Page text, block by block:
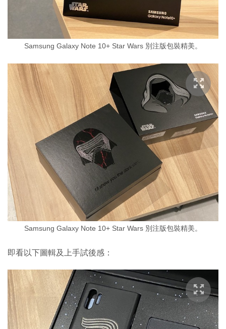
Samsung Galaxy Note 10+ Star Wars 別注版包裝精美。
Samsung Galaxy Note 10+ Star Wars 別注版包裝精美。
即看以下圖輯及上手試後感：